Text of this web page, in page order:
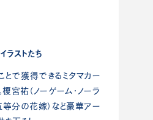
ラストたち
とで獲得できるミタマカー
宮祐（ノーゲーム・ノーラ
等分の花嫁）など豪華アー